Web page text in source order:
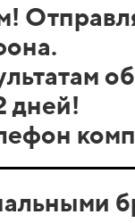
дней!